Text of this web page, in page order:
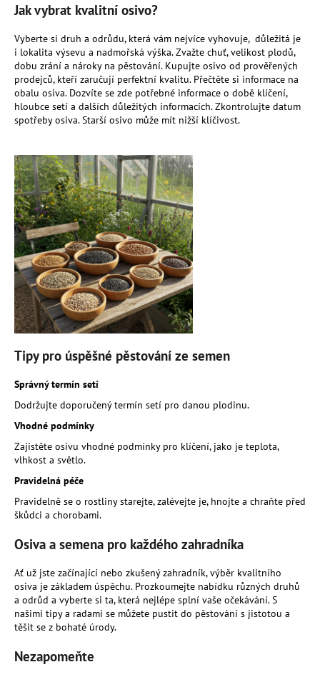
Jak vybrat kvalitní osivo?
Vyberte si druh a odrůdu, která vám nejvíce vyhovuje, důležitá je
i lokalita výsevu a nadmořská výška. Zvažte chuť, velikost plodů,
dobu zrání a nároky na pěstování. Kupujte osivo od prověřených
prodejců, kteří zaručují perfektní kvalitu. Přečtěte si informace na
obalu osiva. Dozvíte se zde potřebné informace o době klíčení,
hloubce setí a dalších důležitých informacích. Zkontrolujte datum
spotřeby osiva. Starší osivo může mít nižší klíčivost.
Tipy pro úspěšné pěstování ze semen
Správný termín setí
Dodržujte doporučený termín setí pro danou plodinu.
Vhodné podmínky
Zajistěte osivu vhodné podmínky pro klíčení, jako je teplota,
vlhkost a světlo.
Pravidelná péče
Pravidelně se o rostliny starejte, zalévejte je, hnojte a chraňte před
škůdci a chorobami.
Osiva a semena pro každého zahradníka
Ať už jste začínající nebo zkušený zahradník, výběr kvalitního
osiva je základem úspěchu. Prozkoumejte nabídku různých druhů
a odrůd a vyberte si ta, která nejlépe splní vaše očekávání. S
našimi tipy a radami se můžete pustit do pěstování s jistotou a
těšit se z bohaté úrody.
Nezapomeňte
č
u
j
e
m
e
HNOJIVO
10
LITRŮ
-
MESIHO
ŽÍŽALÍ
ČAJ
|
HNOJIVO
1
391,50
Kč